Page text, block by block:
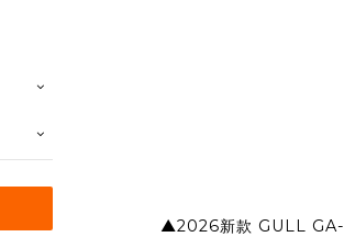
▲2026新款 GULL GA-